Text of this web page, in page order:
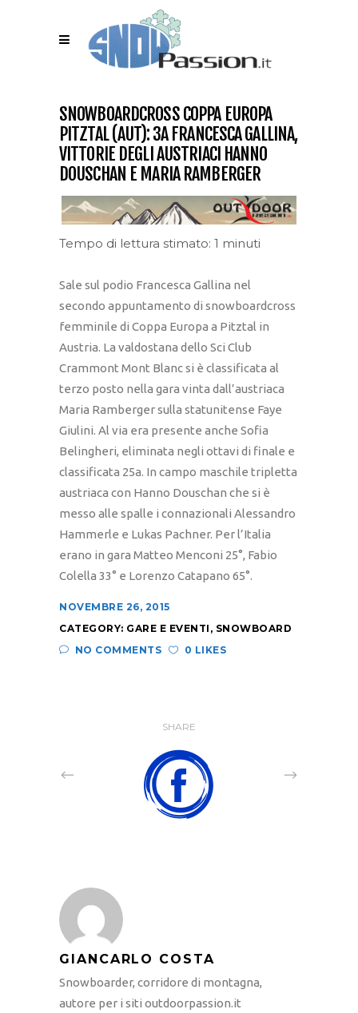
SNOWBOARDCROSS COPPA EUROPA
PITZTAL (AUT): 3A FRANCESCA GALLINA,
VITTORIE DEGLI AUSTRIACI HANNO
DOUSCHAN E MARIA RAMBERGER
Tempo di lettura stimato: 1 minuti
Sale sul podio Francesca Gallina nel
secondo appuntamento di snowboardcross
femminile di Coppa Europa a Pitztal in
Austria. La valdostana dello Sci Club
Crammont Mont Blanc si è classificata al
terzo posto nella gara vinta dall’austriaca
Maria Ramberger sulla statunitense Faye
Giulini. Al via era presente anche Sofia
Belingheri, eliminata negli ottavi di finale e
classificata 25a. In campo maschile tripletta
austriaca con Hanno Douschan che si è
messo alle spalle i connazionali Alessandro
Hammerle e Lukas Pachner. Per l’Italia
erano in gara Matteo Menconi 25°, Fabio
Colella 33° e Lorenzo Catapano 65°.
NOVEMBRE 26, 2015
CATEGORY: GARE E EVENTI , SNOWBOARD
NO COMMENTS
0 LIKES
SHARE
GIANCARLO COSTA
Snowboarder, corridore di montagna,
autore per i siti outdoorpassion.it